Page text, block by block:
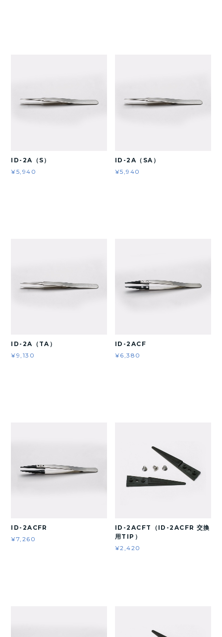
ID-2A（S）
¥5,940
ID-2A（SA）
¥5,940
ID-2A（TA）
¥9,130
ID-2ACF
¥6,380
ID-2ACFR
¥7,260
ID-2ACFT（ID-2ACFR 交換
用TIP）
¥2,420